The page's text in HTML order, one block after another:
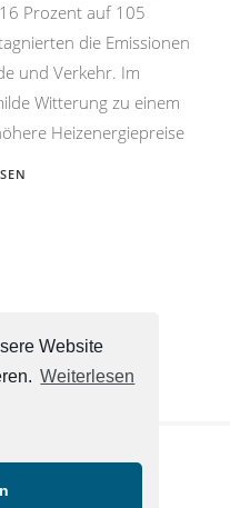
Website
Weiterlesen
Prozent auf 105
die Emissionen
und Verkehr. Im
Witterung zu einem
Heizenergiepreise